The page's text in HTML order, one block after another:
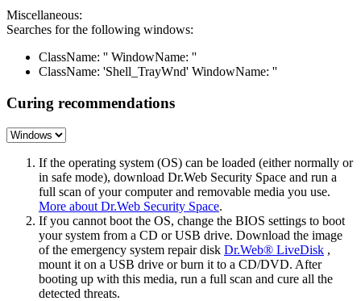
Miscellaneous:
Searches for the following windows:
ClassName: '' WindowName: ''
ClassName: 'Shell_TrayWnd' WindowName: ''
Curing recommendations
If the operating system (OS) can be loaded (either normally or
in safe mode), download Dr.Web Security Space and run a
full scan of your computer and removable media you use.
More about Dr.Web Security Space.
If you cannot boot the OS, change the BIOS settings to boot
your system from a CD or USB drive. Download the image
of the emergency system repair disk Dr.Web® LiveDisk ,
mount it on a USB drive or burn it to a CD/DVD. After
booting up with this media, run a full scan and cure all the
detected threats.